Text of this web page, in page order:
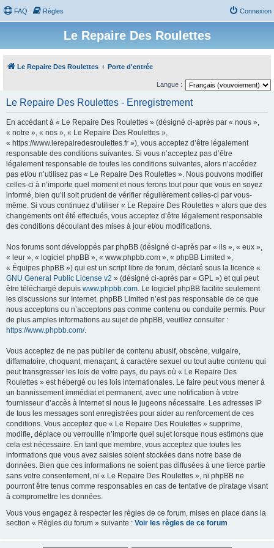
FAQ Règles Connexion
Le Repaire Des Roulettes
Le Repaire Des Roulettes Porte d'entrée
Langue :
Le Repaire Des Roulettes - Enregistrement
En accédant à « Le Repaire Des Roulettes » (désigné ci-après par « nous »,
« notre », « nos », « Le Repaire Des Roulettes »,
« https://www.lerepairedesroulettes.fr »), vous acceptez d’être légalement
responsable des conditions suivantes. Si vous n’acceptez pas d’être
légalement responsable de toutes les conditions suivantes, alors n’accédez
pas et/ou n’utilisez pas « Le Repaire Des Roulettes ». Nous pouvons modifier
celles-ci à n’importe quel moment et nous ferons tout pour que vous en soyez
informé, bien qu’il soit prudent de vérifier régulièrement celles-ci par vous-
même. Si vous continuez d’utiliser « Le Repaire Des Roulettes » alors que des
changements ont été effectués, vous acceptez d’être légalement responsable
des conditions découlant des mises à jour et/ou modifications.
Nos forums sont développés par phpBB (désigné ci-après par « ils », « eux »,
« leur », « logiciel phpBB », « www.phpbb.com », « phpBB Limited »,
« Équipes phpBB ») qui est un script libre de forum, déclaré sous la licence «
GNU General Public License v2 » (désigné ci-après par « GPL ») et qui peut
être téléchargé depuis www.phpbb.com. Le logiciel phpBB facilite seulement
les discussions sur Internet. phpBB Limited n’est pas responsable de ce que
nous acceptons ou n’acceptons pas comme contenu ou conduite permis. Pour
de plus amples informations au sujet de phpBB, veuillez consulter :
https://www.phpbb.com/.
Vous acceptez de ne pas publier de contenu abusif, obscène, vulgaire,
diffamatoire, choquant, menaçant, à caractère sexuel ou tout autre contenu qui
peut transgresser les lois de votre pays, du pays où « Le Repaire Des
Roulettes » est hébergé ou les lois internationales. Le faire peut vous mener à
un bannissement immédiat et permanent, avec une notification à votre
fournisseur d’accès à Internet si nous le jugeons nécessaire. Les adresses IP
de tous les messages sont enregistrées pour aider au renforcement de ces
conditions. Vous acceptez que « Le Repaire Des Roulettes » supprime,
modifie, déplace ou verrouille n’importe quel sujet lorsque nous estimons que
cela est nécessaire. En tant que membre, vous acceptez que toutes les
informations que vous avez saisies soient stockées dans notre base de
données. Bien que ces informations ne soient pas diffusées à une tierce partie
sans votre consentement, ni « Le Repaire Des Roulettes », ni phpBB ne
pourront être tenus comme responsables en cas de tentative de piratage visant
à compromettre les données.
Vous vous engagez à respecter les règles de ce forum, mises en place dans la
section « Règles du forum » suivante : Voir les règles de ce forum